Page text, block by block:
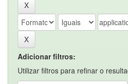
Adicionar filtros:
Utilizar filtros para refinar o